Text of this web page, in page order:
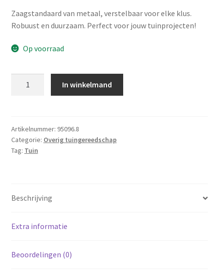
Zaagstandaard van metaal, verstelbaar voor elke klus.
Robuust en duurzaam. Perfect voor jouw tuinprojecten!
Op voorraad
Metaal
aantal
In winkelmand
Artikelnummer: 95096.8
Categorie: Overig tuingereedschap
Tag: Tuin
Beschrijving
Extra informatie
Beoordelingen (0)